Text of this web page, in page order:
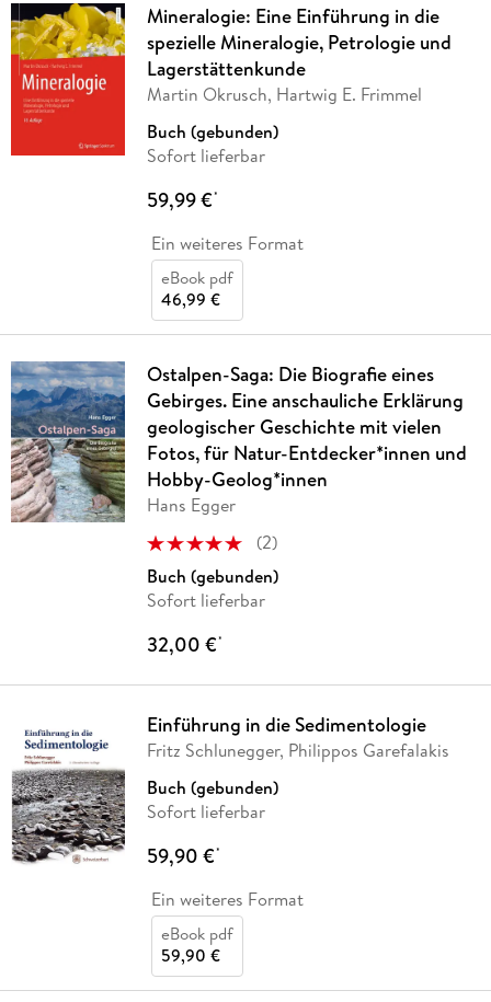
Mineralogie: Eine Einführung in die
spezielle Mineralogie, Petrologie und
Lagerstättenkunde
Martin Okrusch, Hartwig E. Frimmel
Buch (gebunden)
Sofort lieferbar
59,99 €*
Ein weiteres Format
eBook pdf
46,99 €
Ostalpen-Saga: Die Biografie eines
Gebirges. Eine anschauliche Erklärung
geologischer Geschichte mit vielen
Fotos, für Natur-Entdecker*innen und
Hobby-Geolog*innen
Hans Egger
(2)
Buch (gebunden)
Sofort lieferbar
32,00 €*
Einführung in die Sedimentologie
Fritz Schlunegger, Philippos Garefalakis
Buch (gebunden)
Sofort lieferbar
59,90 €*
Ein weiteres Format
eBook pdf
59,90 €